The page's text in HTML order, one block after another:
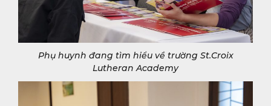
Phụ huynh đang tìm hiểu về trường St.Croix
Lutheran Academy